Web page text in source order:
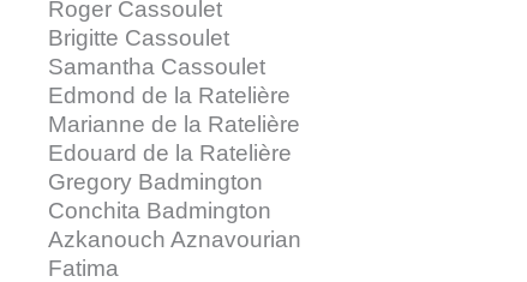
Roger Cassoulet
Brigitte Cassoulet
Samantha Cassoulet
Edmond de la Ratelière
Marianne de la Ratelière
Edouard de la Ratelière
Gregory Badmington
Conchita Badmington
Azkanouch Aznavourian
Fatima